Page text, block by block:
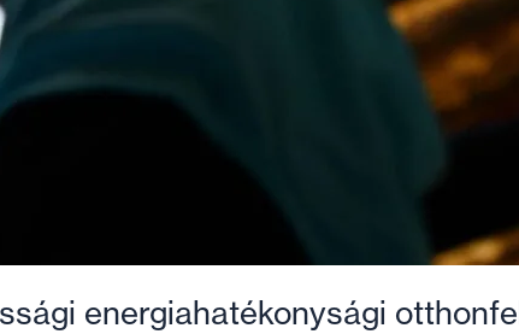
energiahatékonysági